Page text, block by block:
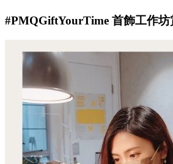
#PMQGiftYourTime 首飾工作坊